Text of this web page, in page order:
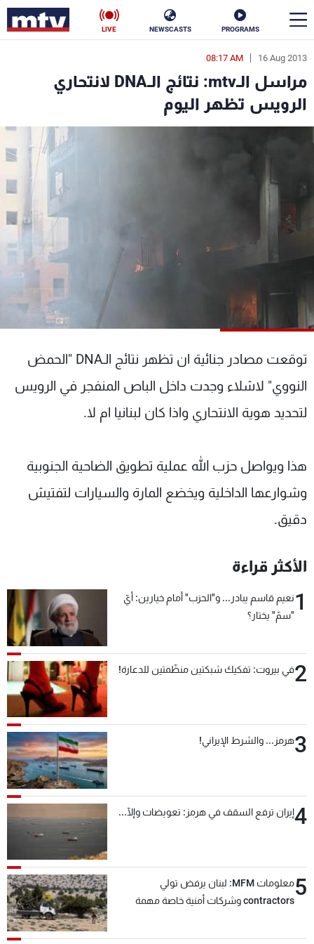
PROGRAMS
NEWSCASTS
LIVE
16 Aug 2013
08:17 AM
مراسل الـmtv: نتائج الـDNA لانتحاري
الرويس تظهر اليوم
توقعت مصادر جنائية ان تظهر نتائج الـDNA "الحمض
النووي" لاشلاء وجدت داخل الباص المنفجر في الرويس
لتحديد هوية الانتحاري واذا كان لبنانيا ام لا.
هذا ويواصل حزب الله عملية تطويق الضاحية الجنوبية
وشوارعها الداخلية ويخضع المارة والسيارات لتفتيش
دقيق.
الأكثر قراءة
1نعيم قاسم يبادر... و"الحزب" أمام خيارين: أيّ
"سمّ" يختار؟
2في بيروت: تفكيك شبكتين منظّمتين للدعارة!
3هرمز... والشرط الإيراني!
4إيران ترفع السقف في هرمز: تعويضات وإلّا...
5
معلومات MFM: لبنان يرفض تولي
contractors وشركات أمنية خاصة مهمة
en
الأخبار
سياسة ناس
منوعات
كأس العالم
البرامج
جدول البرامج
شاهد البرامج
عن MTV
الإنـتـاج
وظائف
تواصل معنا
شروط الإسـتخدام